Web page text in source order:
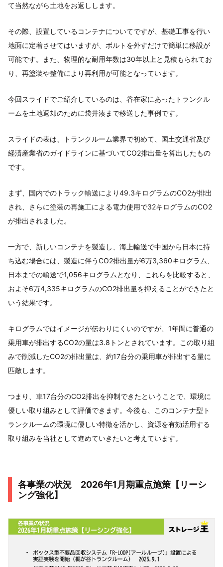
て当然ながら土地をお返しします。
その際、設置しているコンテナについてですが、基礎工事を行い
地面に定着させてはいますが、ボルトを外すだけで簡単に移設が
可能です。また、物理的な耐用年数は30年以上と見積もられてお
り、再塗装や整備により再利用が可能となっています。
今回スライドでご紹介しているのは、谷在家にあったトランクル
ームを土地返却のために袋井湊まで移送した事例です。
スライドの表は、トランクルーム業界で初めて、国土交通省及び
経済産業省のガイドラインに基づいてCO2排出量を算出したもの
です。
まず、国内でのトラック輸送により49.3キログラムのCO2が排出
され、さらに塗装の再施工による電力使用で32キログラムのCO2
が排出されました。
一方で、新しいコンテナを製造し、海上輸送で中国から日本に持
ち込む場合には、製造に伴うCO2排出量が6万3,360キログラム、
日本までの輸送で1,056キログラムとなり、これらを比較すると、
およそ6万4,335キログラムのCO2排出量を抑えることができたと
いう結果です。
キログラムではイメージが伝わりにくいのですが、1年間に普通の
乗用車が排出するCO2の量は3.8トンとされています。この取り組
みで削減したCO2の排出量は、約17台分の乗用車が排出する量に
匹敵します。
つまり、車17台分のCO2排出を抑制できたということで、環境に
優しい取り組みとして評価できます。今後も、このコンテナ型ト
ランクルームの環境に優しい特徴を活かし、資源を有効活用する
取り組みを当社として進めていきたいと考えています。
各事業の状況 2026年1月期重点施策【リーシ
ング強化】